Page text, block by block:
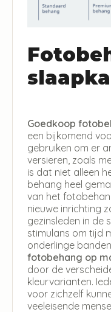
Goedkoop
een bijkomend
gebruiken om er
versieren, zoals
is dat niet alleen
behang heel
van het
nieuwe inrichting
gezinsleden in de
stimulans om tijd
onderlinge
fotobehang op
door de
kleurvarianten.
voor zichzelf
veeleisende